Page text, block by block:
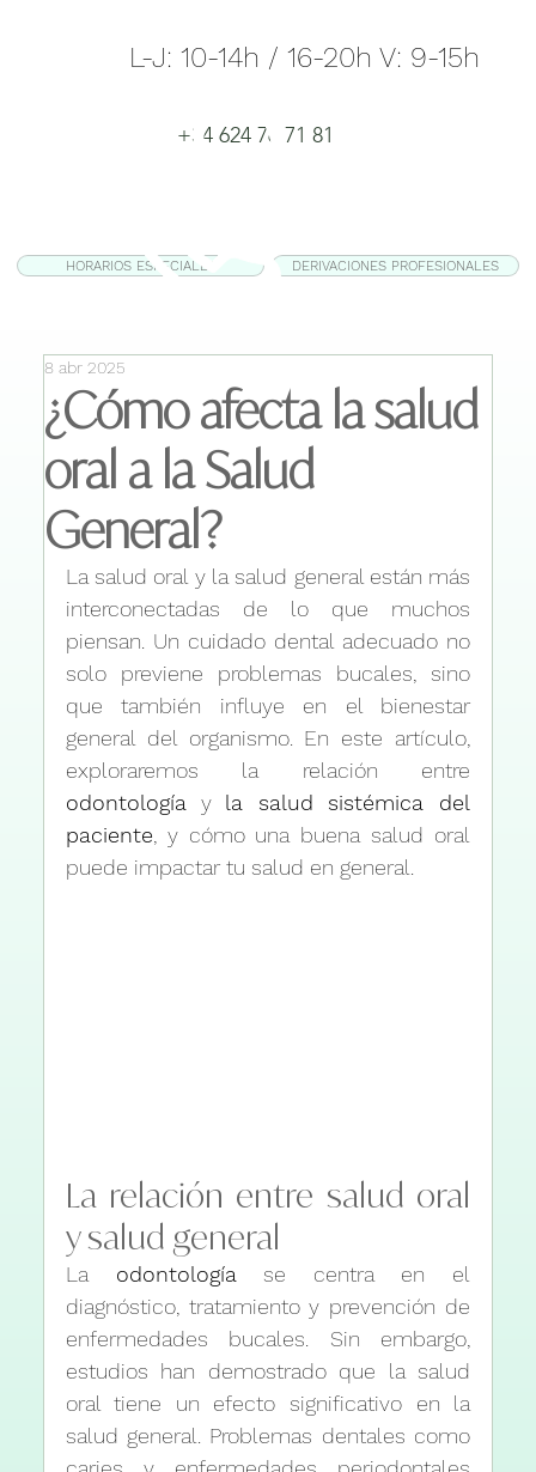
HORARIOS ESPECIALES DERIVACIONES PROFESIONALES
+34 624 76 71 81
L-J: 10-14h / 16-20h V: 9-15h
¿Cómo afecta la salud
oral a la Salud
General?
8 abr 2025
La salud oral y la salud general están más
interconectadas de lo que muchos
piensan. Un cuidado dental adecuado no
solo previene problemas bucales, sino
que también influye en el bienestar
general del organismo. En este artículo,
odontología y la salud sistémica del
paciente , y cómo una buena salud oral
puede impactar tu salud en general.
La relación entre salud oral
y salud general
La odontología se centra en el
diagnóstico, tratamiento y prevención de
enfermedades bucales. Sin embargo,
estudios han demostrado que la salud
oral tiene un efecto significativo en la
salud general. Problemas dentales como